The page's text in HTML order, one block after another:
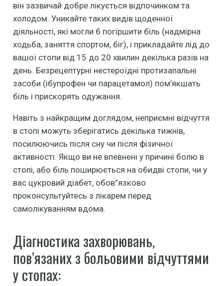
він зазвичай добре лікується відпочинком та
холодом. Уникайте таких видів щоденної
діяльності, які могли б погіршити біль (надмірна
ходьба, заняття спортом, біг), і прикладайте лід до
вашої стопи від 15 до 20 хвилин декілька разів на
день. Безрецептурні нестероїдні протизапальні
засоби (ібупрофен чи парацетамол) пом’якшать
біль і прискорять одужання.
Навіть з найкращим доглядом, неприємні відчуття
в стопі можуть зберігатись декілька тижнів,
посилюючись після сну чи після фізичної
активності. Якщо ви не впевнені у причині болю в
стопі, або біль поширюється на обидві стопи, чи у
вас цукровий діабет, обов”язково
проконсультуйтесь з лікарем перед
самолікуванням вдома.
Діагностика захворювань,
пов’язаних з больовими відчуттями
у стопах: